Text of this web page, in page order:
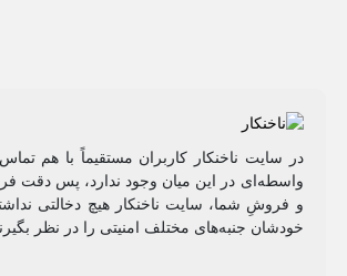
در سایت ناخنکار کاربران مستقیماً با هم
واسطه‌ای در این میان وجود ندارد، پس دقت
و فروشِ شما، سایت ناخنکار هیچ دخالتی
خودشان جنبه‌های مختلف امنیتی را در نظر